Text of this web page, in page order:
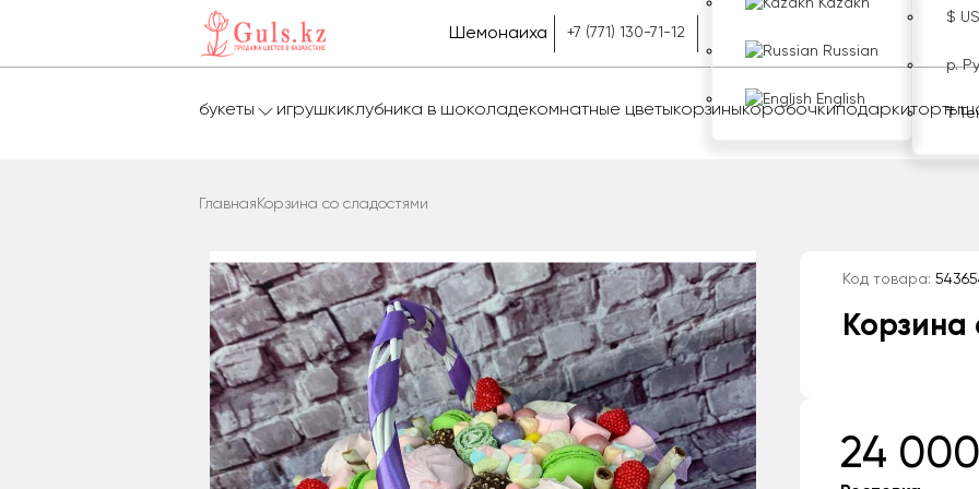
Шемонаиха +7 (771) 130-71-12
Kazakh
Russian
English
$
р.
₸
букеты игрушкиклубника в шоколадекомнатные цветыкорзиныкоробочкиподаркиторты
Главная Корзина со сладостями
Код товара:
Корзина
24